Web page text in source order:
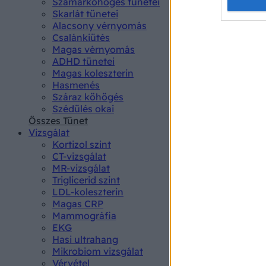
Skarlát tünetei
Alacsony vérnyomás
Csalánkiütés
Magas vérnyomás
ADHD tünetei
Magas koleszterin
Hasmenés
Száraz köhögés
Szédülés okai
Összes Tünet
Vizsgálat
Kortizol szint
CT-vizsgálat
MR-vizsgálat
Triglicerid szint
LDL-koleszterin
Magas CRP
Mammográfia
EKG
Hasi ultrahang
Mikrobiom vizsgálat
Vérvétel